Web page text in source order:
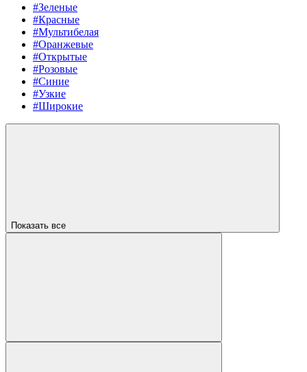
#Зеленые
#Красные
#Мультибелая
#Оранжевые
#Открытые
#Розовые
#Синие
#Узкие
#Широкие
Показать все